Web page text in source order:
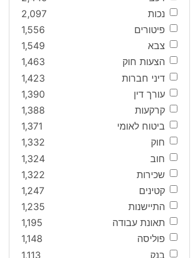
נכות
2,097
פיטורים
1,556
צבא
1,549
הצעות חוק
1,463
דיני חברות
1,423
עורך דין
1,390
קרקעות
1,388
ביטוח לאומי
1,371
חוק
1,332
חוב
1,324
שכירות
1,322
קטינים
1,247
התיישנות
1,235
תאונת עבודה
1,195
פוליסה
1,148
בנק
1,113